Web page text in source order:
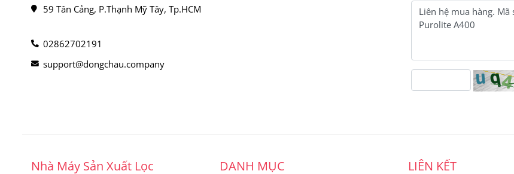
59 Tân Cảng, P.Thạnh Mỹ Tây, Tp.HCM
02862702191
support@dongchau.company
Nhà Máy Sản Xuất Lọc DANH MỤC LIÊN KẾT